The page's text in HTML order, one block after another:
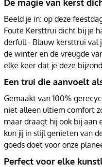
De magie van kerst
Beeld je in: op deze
Foute Kersttrui dicht bij je
derfull - Blauw kersttrui val
de winter en de vreugde
elke keer dat je deze
Een trui die aanvoelt
Gemaakt van 100%
niet alleen ultiem comfort
maar draagt hij ook bij aan
kun jij in stijl genieten van
goeds doet voor onze
Perfect voor elke